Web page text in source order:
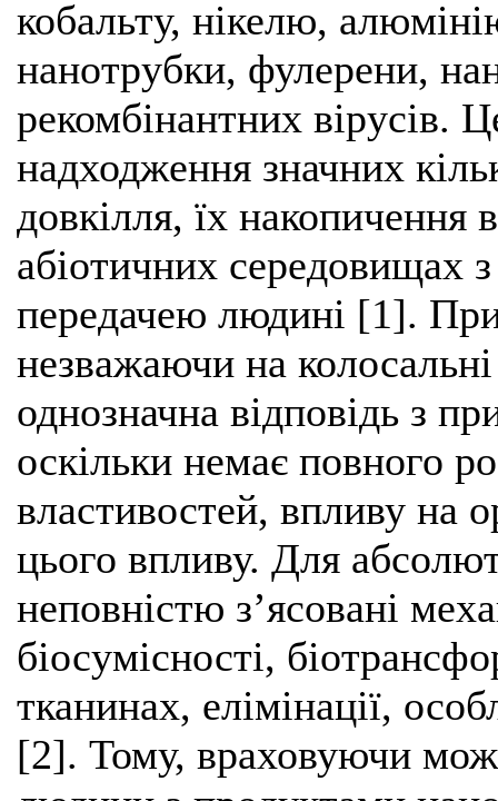
кобальту, нікелю,
нанотрубки, фулерени,
рекомбінантних вірусів.
надходження значних
довкілля, їх накопичення
абіотичних
передачею людині [1].
незважаючи на
однозначна відповідь з
оскільки немає повного
властивостей, впливу на
цього впливу. Для
неповністю з’ясовані
біосумісності,
тканинах, елімінації,
[2]. Тому, враховуючи